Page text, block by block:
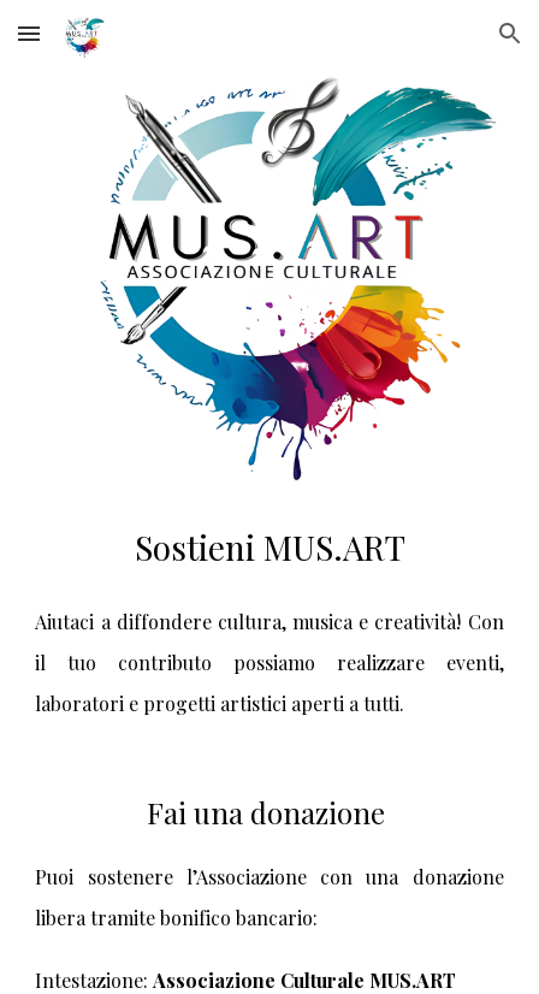
Skip to main content Skip to navigation
Sostieni MUS.ART
Aiutaci a diffondere cultura, musica e creatività! Con
il tuo contributo possiamo realizzare eventi,
laboratori e progetti artistici aperti a tutti.
Fai una donazione
Puoi sostenere l’Associazione con una donazione
libera tramite bonifico bancario:
Intestazione: Associazione Culturale MUS.ART